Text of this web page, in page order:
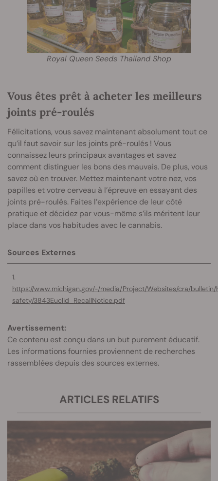
Royal Queen Seeds Thailand Shop
Vous êtes prêt à acheter les meilleurs
joints pré-roulés
Félicitations, vous savez maintenant absolument tout ce
qu’il faut savoir sur les joints pré-roulés ! Vous
connaissez leurs principaux avantages et savez
comment distinguer les bons des mauvais. De plus, vous
savez où en trouver. Mettez maintenant votre nez, vos
papilles et votre cerveau à l’épreuve en essayant des
joints pré-roulés. Faites l’expérience de leur côté
pratique et décidez par vous-même s’ils méritent leur
place dans vos habitudes avec le cannabis.
Sources Externes
https://www.michigan.gov/-/media/Project/Websites/cra/
safety/3843Euclid_RecallNotice.pdf
Avertissement:
Ce contenu est conçu dans un but purement éducatif.
Les informations fournies proviennent de recherches
rassemblées depuis des sources externes.
ARTICLES RELATIFS